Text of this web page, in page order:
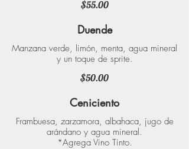
$55.00
Duende
Manzana verde, limón, menta, agua mineral
y un toque de sprite.
$50.00
Ceniciento
Frambuesa, zarzamora, albahaca, jugo de
arándano y agua mineral.
*Agrega Vino Tinto.